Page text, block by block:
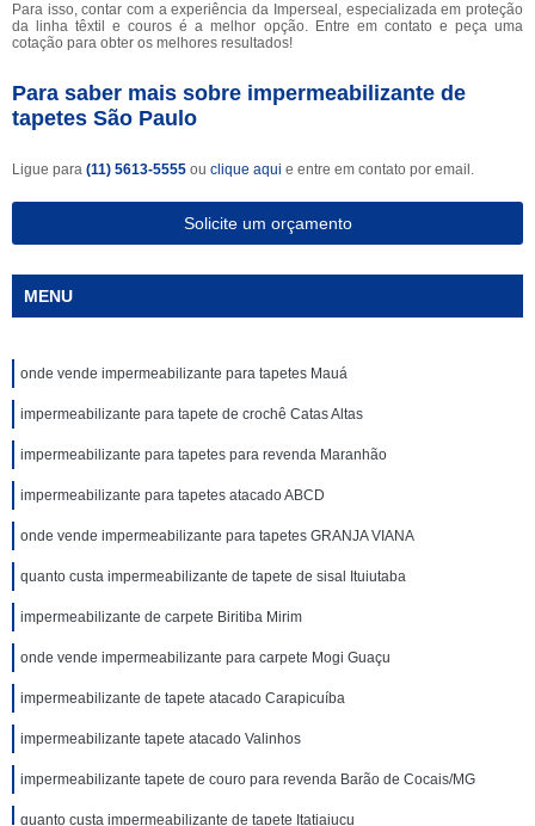
Para isso, contar com a experiência da Imperseal, especializada em proteção
da linha têxtil e couros é a melhor opção. Entre em contato e peça uma
cotação para obter os melhores resultados!
Para saber mais sobre impermeabilizante de
tapetes São Paulo
Ligue para (11) 5613-5555 ou clique aqui e entre em contato por email.
Solicite um orçamento
MENU
onde vende impermeabilizante para tapetes Mauá
impermeabilizante para tapete de crochê Catas Altas
impermeabilizante para tapetes para revenda Maranhão
impermeabilizante para tapetes atacado ABCD
onde vende impermeabilizante para tapetes GRANJA VIANA
quanto custa impermeabilizante de tapete de sisal Ituiutaba
impermeabilizante de carpete Biritiba Mirim
onde vende impermeabilizante para carpete Mogi Guaçu
impermeabilizante de tapete atacado Carapicuíba
impermeabilizante tapete atacado Valinhos
impermeabilizante tapete de couro para revenda Barão de Cocais/MG
quanto custa impermeabilizante de tapete Itatiaiuçu